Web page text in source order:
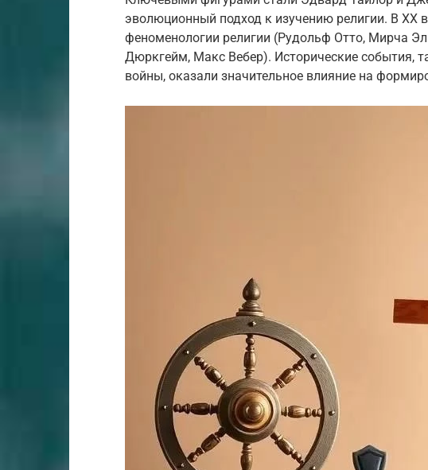
эволюционный подход к изучению религии. В XX
феноменологии религии (Рудольф Отто, Мирча
Дюркгейм, Макс Вебер). Исторические события,
войны, оказали значительное влияние на